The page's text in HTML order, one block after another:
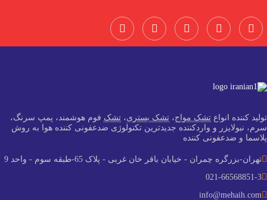
تولید کننده انواع تشک مواج، تشک بستری، تشک فوم هوشمند، پمپ سرنگ،
سرم، نبولایزر و واردکننده جدید‌ترین تکنولوژی ضدعفونی کننده هوا به روش
پلاسما و ضدعفونی کننده
تهران-بزرگره چمران - خیابان باقر خان غربی - پلاک 65-طبقه سوم - واحد 9
021-66568851-3
info@mehaih.com